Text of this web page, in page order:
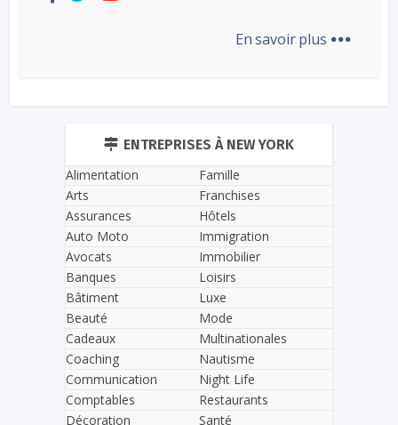
En savoir plus ...
ENTREPRISES À NEW YORK
Alimentation
Arts
Assurances
Auto Moto
Avocats
Banques
Bâtiment
Beauté
Cadeaux
Coaching
Communication
Comptables
Décoration
Famille
Franchises
Hôtels
Immigration
Immobilier
Loisirs
Luxe
Mode
Multinationales
Nautisme
Night Life
Restaurants
Santé